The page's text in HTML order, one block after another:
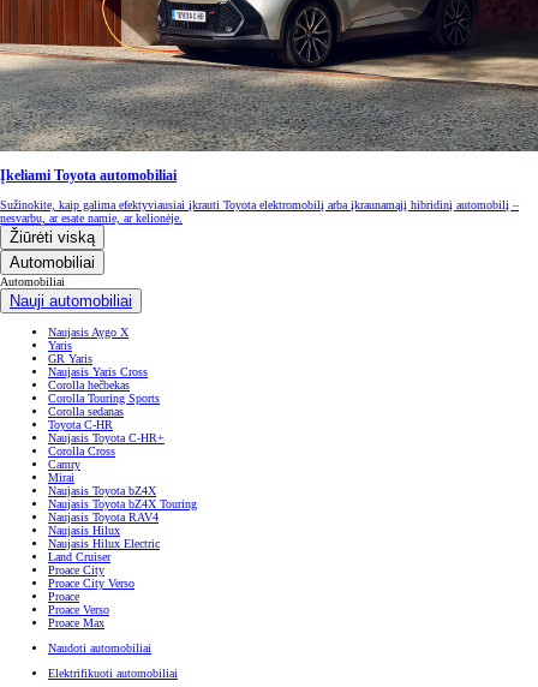
Įkeliami Toyota automobiliai
Sužinokite, kaip galima efektyviausiai įkrauti Toyota elektromobilį arba įkraunamąjį hibridinį automobilį –
nesvarbu, ar esate namie, ar kelionėje.
Žiūrėti viską
Automobiliai
Automobiliai
Nauji automobiliai
Naujasis Aygo X
Yaris
GR Yaris
Naujasis Yaris Cross
Corolla hečbekas
Corolla Touring Sports
Corolla sedanas
Toyota C-HR
Naujasis Toyota C-HR+
Corolla Cross
Camry
Mirai
Naujasis Toyota bZ4X
Naujasis Toyota bZ4X Touring
Naujasis Toyota RAV4
Naujasis Hilux
Naujasis Hilux Electric
Land Cruiser
Proace City
Proace City Verso
Proace
Proace Verso
Proace Max
Naudoti automobiliai
Elektrifikuoti automobiliai